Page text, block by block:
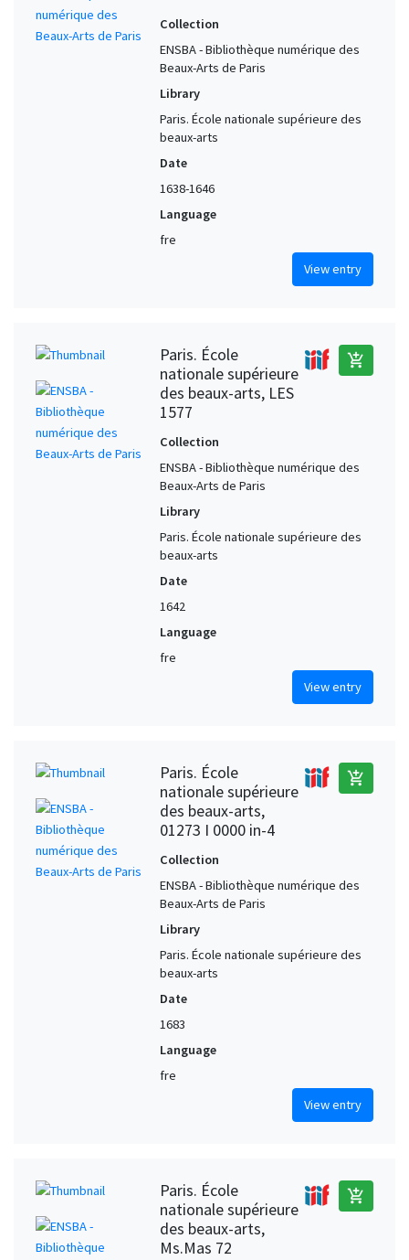
Collection
ENSBA - Bibliothèque numérique des
Beaux-Arts de Paris
Library
Paris. École nationale supérieure des
beaux-arts
Date
1638-1646
Language
fre
View entry
Paris. École
nationale supérieure
des beaux-arts, LES
1577
add_shopping_cart
Collection
ENSBA - Bibliothèque numérique des
Beaux-Arts de Paris
Library
Paris. École nationale supérieure des
beaux-arts
Date
1642
Language
fre
View entry
Paris. École
nationale supérieure
des beaux-arts,
01273 I 0000 in-4
add_shopping_cart
Collection
ENSBA - Bibliothèque numérique des
Beaux-Arts de Paris
Library
Paris. École nationale supérieure des
beaux-arts
Date
1683
Language
fre
View entry
Paris. École
nationale supérieure
des beaux-arts,
Ms.Mas 72
add_shopping_cart